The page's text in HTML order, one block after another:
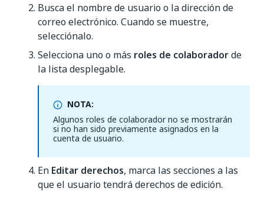
Busca el nombre de usuario o la dirección de
correo electrónico. Cuando se muestre,
selecciónalo.
Selecciona uno o más roles de colaboradorde
la lista desplegable.
NOTA:
Algunos roles de colaborador no se mostrarán
si no han sido previamente asignados en la
cuenta de usuario.
En Editar derechos, marca las secciones a las
que el usuario tendrá derechos de edición.